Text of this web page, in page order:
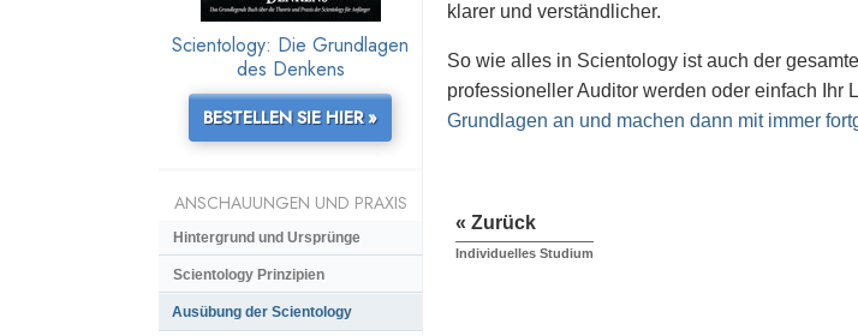
klarer und verständlicher.
So wie alles in Scientology ist auch der
professioneller Auditor werden oder einfach Ihr
Grundlagen an und machen dann mit immer
« Zurück
Individuelles Studium
Scientology: Die Grundlagen
des Denkens
BESTELLEN SIE HIER »
ANSCHAUUNGEN UND PRAXIS
Hintergrund und Ursprünge
Scientology Prinzipien
Ausübung der Scientology